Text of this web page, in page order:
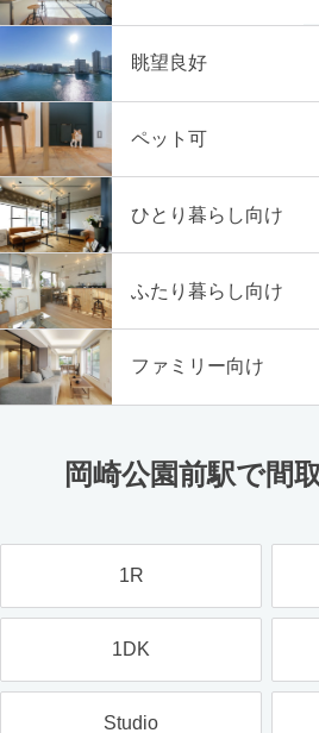
眺望良好
ペット可
ひとり暮らし向け
ふたり暮らし向け
ファミリー向け
岡崎公園前駅で間
1R
1DK
Studio